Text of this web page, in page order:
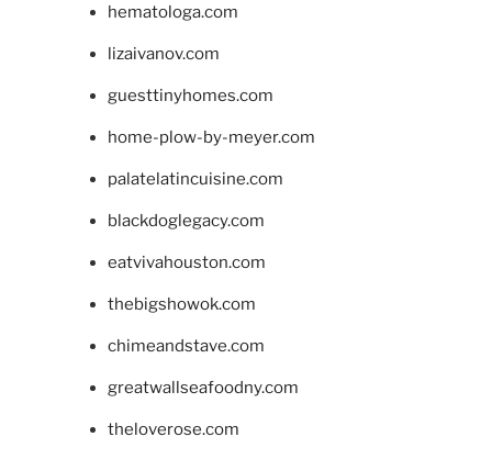
hematologa.com
lizaivanov.com
guesttinyhomes.com
home-plow-by-meyer.com
palatelatincuisine.com
blackdoglegacy.com
eatvivahouston.com
thebigshowok.com
chimeandstave.com
greatwallseafoodny.com
theloverose.com